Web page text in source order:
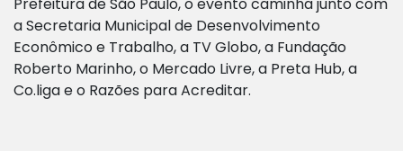
Prefeitura de São Paulo, o evento caminha junto com
a Secretaria Municipal de Desenvolvimento
Econômico e Trabalho, a TV Globo, a Fundação
Roberto Marinho, o Mercado Livre, a Preta Hub, a
Co.liga e o Razões para Acreditar.